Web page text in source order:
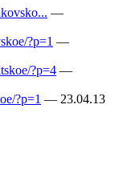
—
?p=1 —
?p=4 —
?p=1 — 23.04.13